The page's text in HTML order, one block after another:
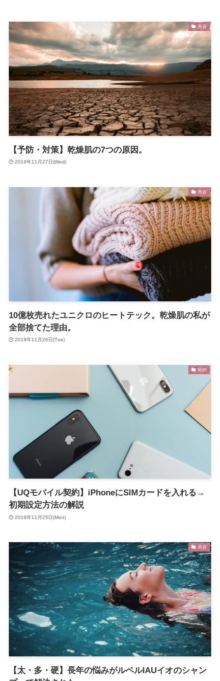
美容
【予防・対策】乾燥肌の7つの原因。
2019年11月27日(Wed)
美容
10億枚売れたユニクロのヒートテック。乾燥肌の私が
全部捨てた理由。
2019年11月26日(Tue)
節約
【UQモバイル契約】iPhoneにSIMカードを入れる→
初期設定方法の解説
2019年11月25日(Mon)
美容
【太・多・硬】長年の悩みがルベルIAUイオのシャン